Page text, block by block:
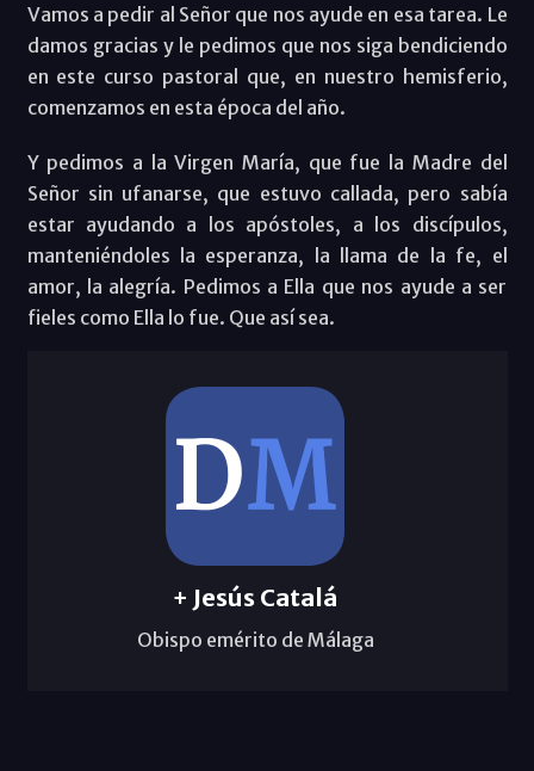
Vamos a pedir al Señor que nos ayude en esa tarea. Le
damos gracias y le pedimos que nos siga bendiciendo
en este curso pastoral que, en nuestro hemisferio,
comenzamos en esta época del año.
Y pedimos a la Virgen María, que fue la Madre del
Señor sin ufanarse, que estuvo callada, pero sabía
estar ayudando a los apóstoles, a los discípulos,
manteniéndoles la esperanza, la llama de la fe, el
amor, la alegría. Pedimos a Ella que nos ayude a ser
fieles como Ella lo fue. Que así sea.
+ Jesús Catalá
Obispo emérito de Málaga